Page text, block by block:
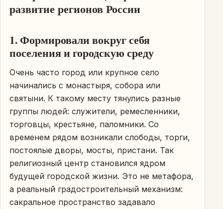
развитие регионов России
1. Формировали вокруг себя
поселения и городскую среду
Очень часто город или крупное село
начинались с монастыря, собора или
святыни. К такому месту тянулись разные
группы людей: служители, ремесленники,
торговцы, крестьяне, паломники. Со
временем рядом возникали слободы, торги,
постоялые дворы, мосты, пристани. Так
религиозный центр становился ядром
будущей городской жизни. Это не метафора,
а реальный градостроительный механизм:
сакральное пространство задавало